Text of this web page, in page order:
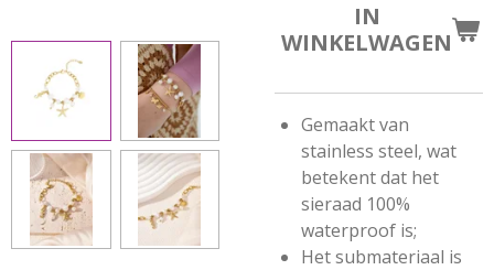
IN
WINKELWAGEN
Gemaakt van
stainless steel, wat
betekent dat het
sieraad 100%
waterproof is;
Het submateriaal is